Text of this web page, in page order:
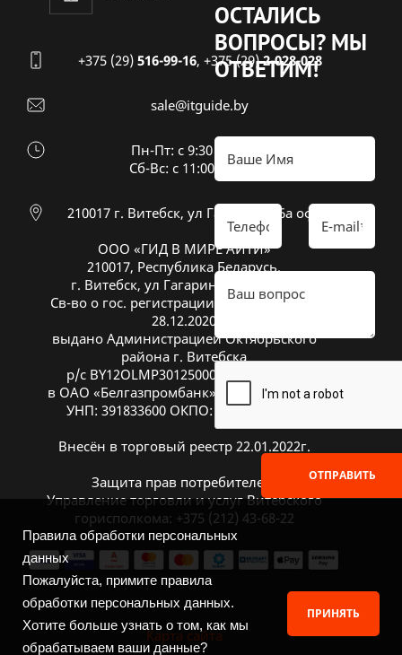
+375 (29) 516-99-16, +375 (29)2-028-028
sale@itguide.by
Пн-Пт: с 9:30 до 18:30
Cб-Вс: с 11:00 до 16:00
210017 г. Витебск, ул Гагарина 26а оф 20
ООО «ГИД В МИРЕ АЙТИ»
210017, Республика Беларусь,
г. Витебск, ул Гагарина 26А, оф. 20
Св-во о гос. регистрации № 391833600 от
28.12.2020
выдано Администрацией Октябрьского
района г. Витебска
р/с BY12OLMP30125000269700000933
в ОАО «Белгазпромбанк», код OLMPBY2X
УНП: 391833600 ОКПО: 504669272000
Внесён в торговый реестр 22.01.2022г.
Защита прав потребителей:
Управление торговли и услуг Витебского
горисполкома: +375 (212) 43-68-22
Карта сайта
ОСТАЛИСЬ
ВОПРОСЫ? МЫ
ОТВЕТИМ!
ОТПРАВИТЬ
Правила обработки персональных
данных
Пожалуйста, примите правила
обработки персональных данных.
Хотите больше узнать о том, как мы
обрабатываем ваши данные?
ПРИНЯТЬ